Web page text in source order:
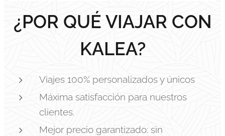
¿POR QUÉ VIAJAR CON
KALEA?
Viajes 100% personalizados y únicos
Máxima satisfacción para nuestros
clientes.
Mejor precio garantizado: sin